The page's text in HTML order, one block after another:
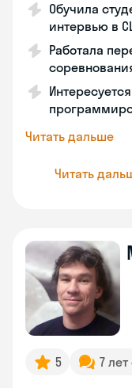
Обучила
интервью в
Работала
Читать дальше
Читать
5 7